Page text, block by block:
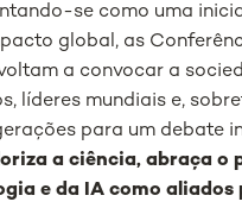
se como uma
global, as
a convocar a
líderes mundiais e,
para um debate
a ciência, abraça o
e da IA como aliados